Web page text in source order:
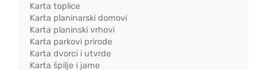
Karta toplice
Karta planinarski domovi
Karta planinski vrhovi
Karta parkovi prirode
Karta dvorci i utvrde
Karta špilje i jame